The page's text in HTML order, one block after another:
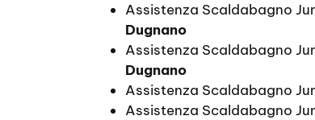
Assistenza Scaldabagno
Dugnano
Assistenza Scaldabagno
Dugnano
Assistenza Scaldabagno
Assistenza Scaldabagno